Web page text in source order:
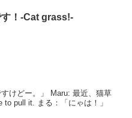
！-Cat grass!-
。」 Maru: 最近、猫草
「にゃは！」